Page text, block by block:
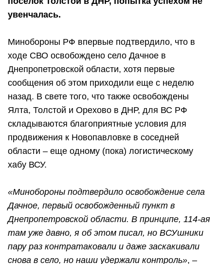
увенчалась.
Минобороны РФ впервые подтвердило, что в
ходе СВО освобождено село Дачное в
Днепропетровской области, хотя первые
сообщения об этом приходили еще с неделю
назад. В свете того, что также освобождены
Ялта, Толстой и Орехово в ДНР, для ВС РФ
складываются благоприятные условия для
продвижения к Новопавловке в соседней
области – еще одному (пока) логистическому
хабу ВСУ.
«Минобороны подтвердило освобождение села
Дачное, первый освобожденный пункт в
Днепропетровской области. В принципе, 114-ая
там уже давно, я об этом писал, но ВСУшники
пару раз контратаковали и даже заскакивали
снова в село, но наши удержали контроль», –